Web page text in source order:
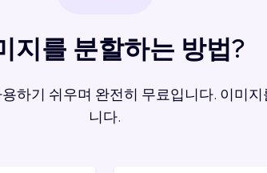
지를 분할하는 방법?
하기 쉬우며 완전히 무료입니다. 이미
니다.